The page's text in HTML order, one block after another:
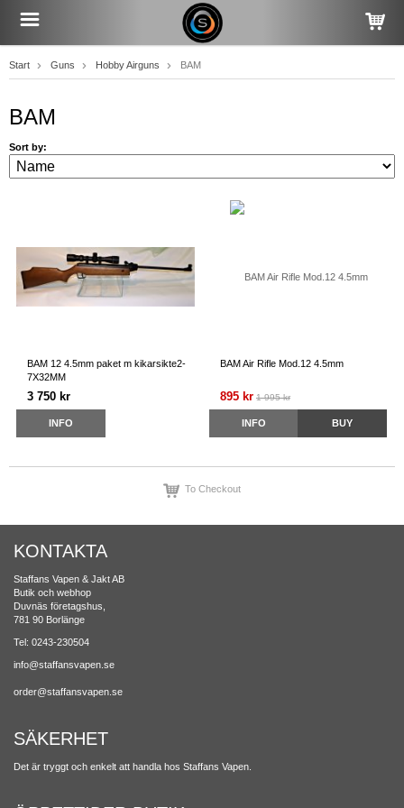
Start Guns Hobby Airguns BAM
BAM
Sort by:
BAM 12 4.5mm paket m kikarsikte2-
7X32MM
3 750 kr
INFO
BAM Air Rifle Mod.12 4.5mm
895 kr 1 995 kr
INFO BUY
To Checkout
KONTAKTA
Staffans Vapen & Jakt AB
Butik och webhop
Duvnäs företagshus,
781 90 Borlänge
Tel: 0243-230504
info@staffansvapen.se
order@staffansvapen.se
SÄKERHET
Det är tryggt och enkelt att handla hos Staffans Vapen.